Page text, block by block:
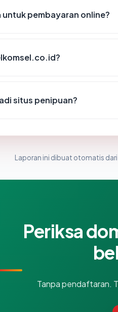
pembayaran online?
situs penipuan?
Laporan ini dibuat otomatis dari
Periksa
Tanpa pendaftaran.